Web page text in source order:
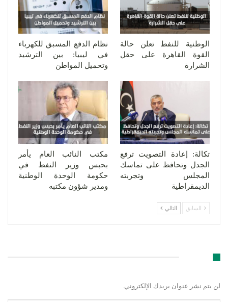
الوطنية للنفط تعلن حالة
القوة القاهرة على حقل
الشرارة
نظام الدفع المسبق للكهرباء
في ليبيا: بين الترشيد
وتحميل المواطن
تكالة: إعادة التصويت ترفع
الجدل وتحافظ على تماسك
المجلس وتجربته
الديمقراطية
مكتب النائب العام يأمر
بحبس وزير النفط في
حكومة الوحدة الوطنية
ومدير شؤون مكتبه
السابق التالي
لن يتم نشر عنوان بريدك الإلكتروني.